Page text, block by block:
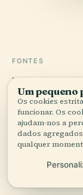
FONTES
Pesquisado e
partir de
conhecimento
Última revisão:
Um pequeno
Os cookies
funcionar. Os
ajudam-nos a
dados
qualquer